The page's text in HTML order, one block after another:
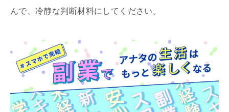
んで、冷静な判断材料にしてください。